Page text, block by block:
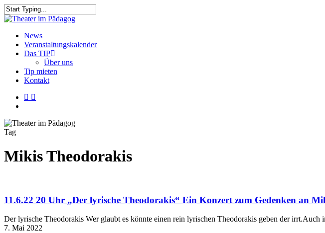
Skip
to
content
Close
search
Menu
News
Veranstaltungskalender
Das TIP
Über uns
Tip mieten
Kontakt
facebook
youtube
Tag
Mikis Theodorakis
11.6.22 20 Uhr „Der lyrische Theodorakis“ Ein Konzert zum Gedenken an
Der lyrische Theodorakis Wer glaubt es könnte einen rein lyrischen Theodorakis geben der
7. Mai 2022